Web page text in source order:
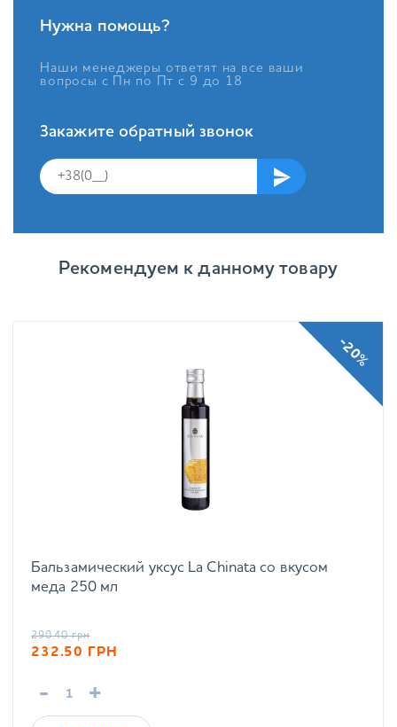
Нужна помощь?
Наши менеджеры ответят на все ваши
вопросы с Пн по Пт с 9 до 18
Закажите обратный звонок
Рекомендуем к данному товару
Бальзамический уксус La Chinata со вкусом
меда 250 мл
290.40 грн
232.50 ГРН
- +
-20%